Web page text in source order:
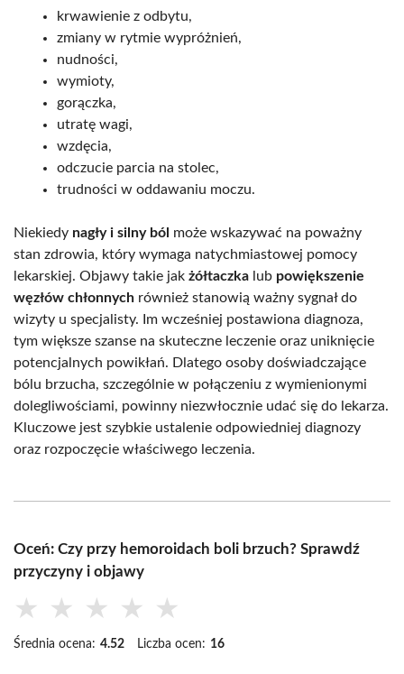
krwawienie z odbytu,
zmiany w rytmie wypróżnień,
nudności,
wymioty,
gorączka,
utratę wagi,
wzdęcia,
odczucie parcia na stolec,
trudności w oddawaniu moczu.
Niekiedy nagły i silny ból może wskazywać na poważny
stan zdrowia, który wymaga natychmiastowej pomocy
lekarskiej. Objawy takie jak żółtaczka lub powiększenie
węzłów chłonnych również stanowią ważny sygnał do
wizyty u specjalisty. Im wcześniej postawiona diagnoza,
tym większe szanse na skuteczne leczenie oraz uniknięcie
potencjalnych powikłań. Dlatego osoby doświadczające
bólu brzucha, szczególnie w połączeniu z wymienionymi
dolegliwościami, powinny niezwłocznie udać się do lekarza.
Kluczowe jest szybkie ustalenie odpowiedniej diagnozy
oraz rozpoczęcie właściwego leczenia.
Oceń: Czy przy hemoroidach boli brzuch? Sprawdź
przyczyny i objawy
★ ★ ★ ★ ★
Średnia ocena: 4.52 Liczba ocen: 16